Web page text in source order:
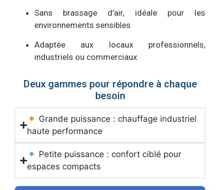
Sans brassage d’air, idéale pour les
environnements sensibles
Adaptée aux locaux professionnels,
industriels ou commerciaux
Deux gammes pour répondre à chaque
besoin
Grande puissance : chauffage industriel
haute performance
Petite puissance : confort ciblé pour
espaces compacts